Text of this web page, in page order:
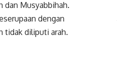
dan Musyabbihah.
dengan
tidak diliputi arah.